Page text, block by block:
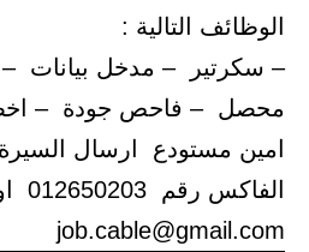
الوظائف التالية :
– سكرتير – مدخل بيانات
محصل – فاحص جودة –
امين مستودع ارسال السيرة
job.cable@gmail.com